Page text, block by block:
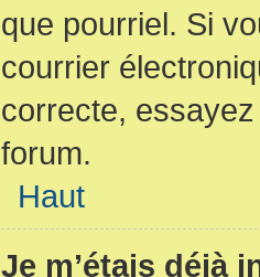
que pourriel. Si
courrier
correcte,
forum.
Haut
Je m’étais déjà